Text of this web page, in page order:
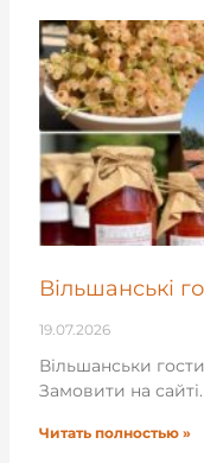
Вільшанські
19.07.2026
Вільшанськи
Замовити на сайті.
Читать полностью »